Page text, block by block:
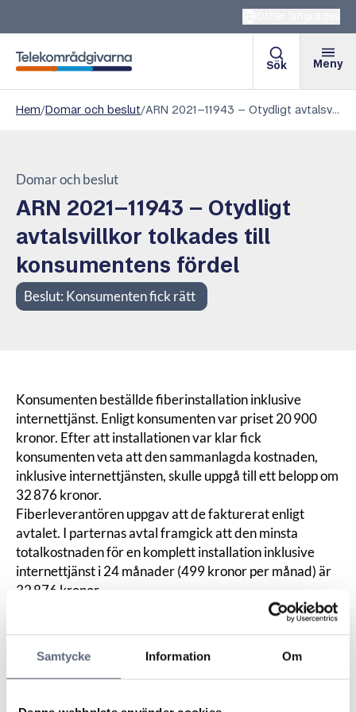
Samtycke Information Om
Telekområdgivarna
Sök Meny
Hem/Domar och beslut/ ARN 2021–11943 – Otydligt avtalsvillkor tolkades till konsumentens fördel
Domar och beslut
ARN 2021–11943 – Otydligt
avtalsvillkor tolkades till
konsumentens fördel
Beslut: Konsumenten fick rätt
Konsumenten beställde fiberinstallation inklusive
internettjänst. Enligt konsumenten var priset 20 900
kronor. Efter att installationen var klar fick
konsumenten veta att den sammanlagda kostnaden,
inklusive internettjänsten, skulle uppgå till ett belopp om
32 876 kronor.
Fiberleverantören uppgav att de fakturerat enligt
avtalet. I parternas avtal framgick att den minsta
totalkostnaden för en komplett installation inklusive
internettjänst i 24 månader (499 kronor per månad) är
32 876 kronor.
ARN menade att parterna var oense om vilket pris som
välja mellan tre olika alternativ och då valt alternativet:
”Utbyggnadskampanj – 20 900 kr – Jag vill/kan nyttja
Jag betalar 20 900 kr. Under 24 månader ingår